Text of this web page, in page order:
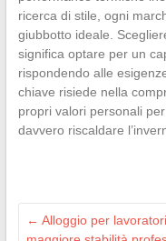
ricerca di stile, ogni
giubbotto ideale.
significa optare per un
rispondendo alle
chiave risiede nella
propri valori personali
davvero riscaldare
← Alloggio per